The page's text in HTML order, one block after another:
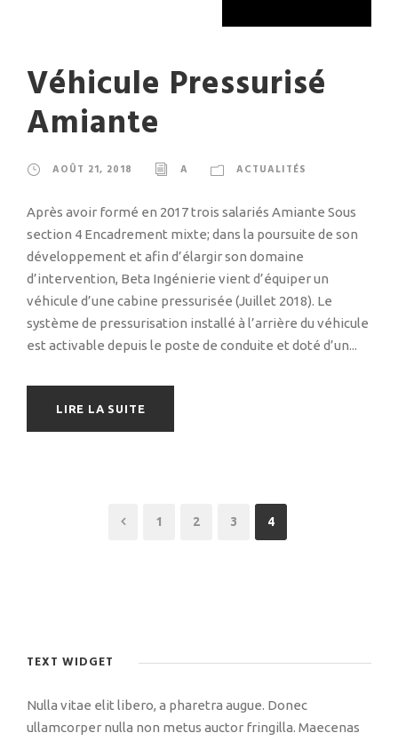
Véhicule Pressurisé
Amiante
AOÛT 21, 2018 A ACTUALITÉS
Après avoir formé en 2017 trois salariés Amiante Sous
section 4 Encadrement mixte; dans la poursuite de son
développement et afin d’élargir son domaine
d’intervention, Beta Ingénierie vient d’équiper un
véhicule d’une cabine pressurisée (Juillet 2018). Le
système de pressurisation installé à l’arrière du véhicule
est activable depuis le poste de conduite et doté d’un...
LIRE LA SUITE
1 2 3 4
TEXT WIDGET
Nulla vitae elit libero, a pharetra augue. Donec
ullamcorper nulla non metus auctor fringilla. Maecenas